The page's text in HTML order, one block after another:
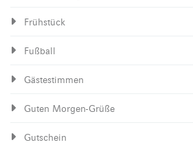
Frühstück
Fußball
Gästestimmen
Guten Morgen-Grüße
Gutschein